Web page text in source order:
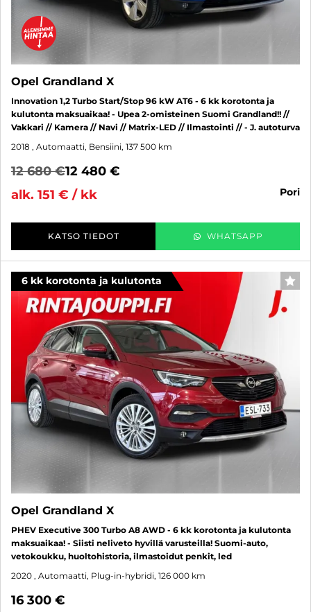
Opel Grandland X
Innovation 1,2 Turbo Start/Stop 96 kW AT6 - 6 kk korotonta ja
kulutonta maksuaikaa! - Upea 2-omisteinen Suomi Grandland!! //
Vakkari // Kamera // Navi // Matrix-LED // Ilmastointi // - J. autoturva
2018 , Automaatti, Bensiini, 137 500 km
12 680 €12 480 €
alk. 151 € / kk
pori
KATSO TIEDOT WHATSAPP
6 kk korotonta ja kulutonta
Opel Grandland X
PHEV Executive 300 Turbo A8 AWD - 6 kk korotonta ja kulutonta
maksuaikaa! - Siisti neliveto hyvillä varusteilla! Suomi-auto,
vetokoukku, huoltohistoria, ilmastoidut penkit, led
2020 , Automaatti, Plug-in-hybridi, 126 000 km
16 300 €